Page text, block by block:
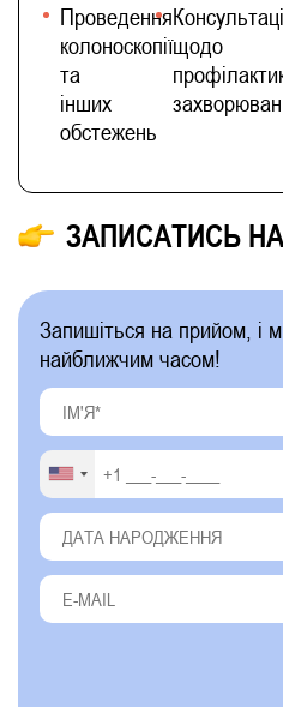
Проведення
колоноскопії
та
інших
обстежень
щодо
ЗАПИСАТИСЬ
Запишіться на прийом, і
найближчим часом!